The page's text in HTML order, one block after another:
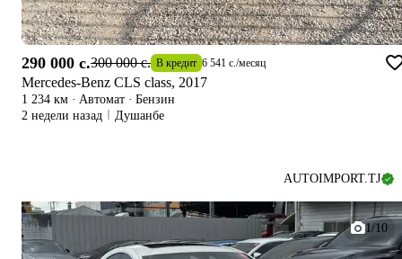
290 000 c.300 000 c. В кредит 6 541 c./месяц
Mercedes-Benz CLS class, 2017
1 234 км · Автомат · Бензин
2 недели назад
Душанбе
AUTOIMPORT.TJ
1/10